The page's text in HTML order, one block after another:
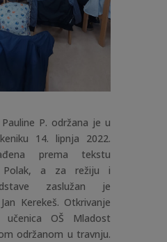
P. održana je u
14. lipnja 2022.
prema tekstu
Polak, a za režiju i
zaslužan je
Kerekeš. Otkrivanje
OŠ Mladost
održanom u travnju.